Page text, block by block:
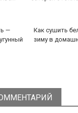
—
Как сушить
зиму в